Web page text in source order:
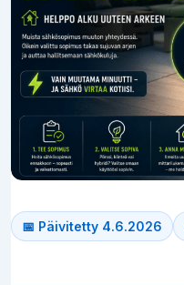
📅 Päivitetty 4.6.2026